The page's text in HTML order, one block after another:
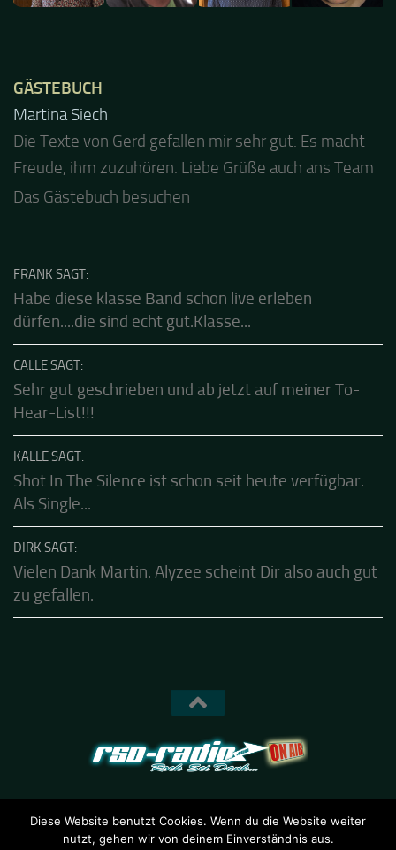
GÄSTEBUCH
Jacel
Guten Abend und auch von uns nochmals besten
Dank für die tolle Mucke zur Party! Der aktuelle Live
FRANK SAGT:
dürfen....die sind echt gut.Klasse...
CALLE SAGT:
Hear-List!!!
KALLE SAGT:
Als Single...
DIRK SAGT:
Diese Website benutzt Cookies. Wenn du die Website weiter
nutzt, gehen wir von deinem Einverständnis aus.